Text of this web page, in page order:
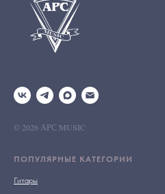
© 2026 АРС MUSIC
ПОПУЛЯРНЫЕ КАТЕГОРИИ
Гитары